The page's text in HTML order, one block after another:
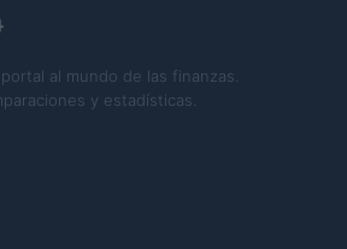
al mundo de las finanzas.
y estadísticas.